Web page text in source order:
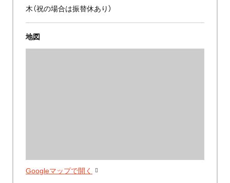
木（祝の場合は振替休あり）
地図
Googleマップで開く